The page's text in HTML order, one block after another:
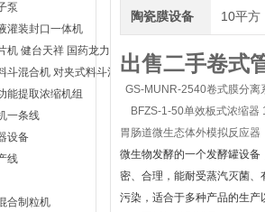
泵
灌装封口一体机
机 健台天祥 国药龙力
斗混合机 对夹式料斗混合机
能提取浓缩机组
一条线
设备
线
合制粒机
陶瓷膜设备 10平方
出售二手卷式
GS-MUNR-2540卷式膜分
BFZS-1-50单效板式浓缩器
胃肠道微生态体外模拟反应器
微生物发酵的一个发酵罐设
密、合理，能耐受蒸汽灭菌
污染，适合于多种产品的生产